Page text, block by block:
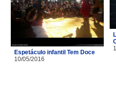
Espetáculo infantil Tem Doce
10/05/2016